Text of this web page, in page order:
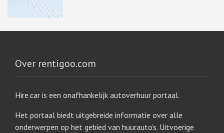
Over rentigoo.com
Hire.car is een onafhankelijk autoverhuur portaal.
Het portaal biedt uitgebreide informatie over alle
onderwerpen op het gebied van huurauto’s. Uitvoerige